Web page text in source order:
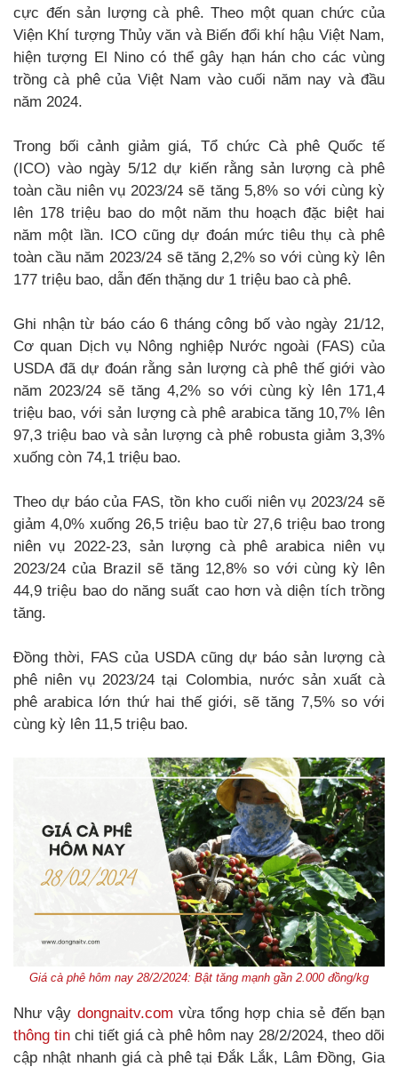
cực đến sản lượng cà phê. Theo một quan chức của
Viện Khí tượng Thủy văn và Biến đổi khí hậu Việt Nam,
hiện tượng El Nino có thể gây hạn hán cho các vùng
trồng cà phê của Việt Nam vào cuối năm nay và đầu
năm 2024.
Trong bối cảnh giảm giá, Tổ chức Cà phê Quốc tế
(ICO) vào ngày 5/12 dự kiến ​​rằng sản lượng cà phê
toàn cầu niên vụ 2023/24 sẽ tăng 5,8% so với cùng kỳ
lên 178 triệu bao do một năm thu hoạch đặc biệt hai
năm một lần. ICO cũng dự đoán mức tiêu thụ cà phê
toàn cầu năm 2023/24 sẽ tăng 2,2% so với cùng kỳ lên
177 triệu bao, dẫn đến thặng dư 1 triệu bao cà phê.
Ghi nhận từ báo cáo 6 tháng công bố vào ngày 21/12,
Cơ quan Dịch vụ Nông nghiệp Nước ngoài (FAS) của
USDA đã dự đoán rằng sản lượng cà phê thế giới vào
năm 2023/24 sẽ tăng 4,2% so với cùng kỳ lên 171,4
triệu bao, với sản lượng cà phê arabica tăng 10,7% lên
97,3 triệu bao và sản lượng cà phê robusta giảm 3,3%
xuống còn 74,1 triệu bao.
Theo dự báo của FAS, tồn kho cuối niên vụ 2023/24 sẽ
giảm 4,0% xuống 26,5 triệu bao từ 27,6 triệu bao trong
niên vụ 2022-23, sản lượng cà phê arabica niên vụ
2023/24 của Brazil sẽ tăng 12,8% so với cùng kỳ lên
44,9 triệu bao do năng suất cao hơn và diện tích trồng
tăng.
Đồng thời, FAS của USDA cũng dự báo sản lượng cà
phê niên vụ 2023/24 tại Colombia, nước sản xuất cà
phê arabica lớn thứ hai thế giới, sẽ tăng 7,5% so với
cùng kỳ lên 11,5 triệu bao.
Giá cà phê hôm nay 28/2/2024: Bật tăng mạnh gần 2.000 đồng/kg
Như vậy dongnaitv.com vừa tổng hợp chia sẻ đến bạn
thông tin chi tiết giá cà phê hôm nay 28/2/2024, theo dõi
cập nhật nhanh giá cà phê tại Đắk Lắk, Lâm Đồng, Gia